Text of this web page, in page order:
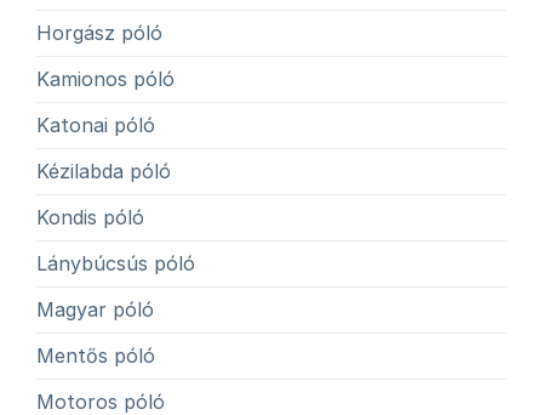
Horgász póló
Kamionos póló
Katonai póló
Kézilabda póló
Kondis póló
Lánybúcsús póló
Magyar póló
Mentős póló
Motoros póló